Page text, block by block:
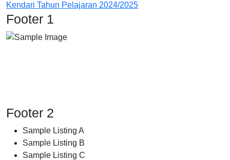
Kendari Tahun Pelajaran 2024/2025
Footer 1
Footer 2
Sample Listing A
Sample Listing B
Sample Listing C